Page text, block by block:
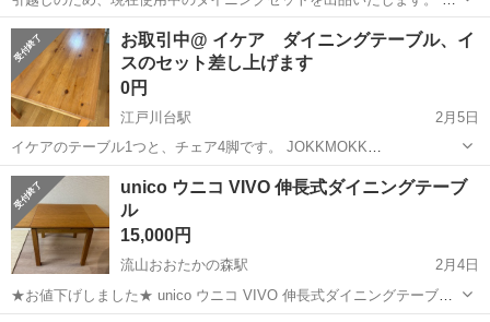
セット内容 ダイニングテーブル 1点 チェア 4点 ■サイズ 幅65cm × 奥
行160cm × 高さ70cm ■状態 喫煙者はいませ...
千葉 流山市 流山駅 テーブル ダイニング
お取引中@ イケア ダイニングテーブル、イ
スのセット差し上げます
0円
江戸川台駅
2月5日
イケアのテーブル1つと、チェア4脚です。 JOKKMOKK
https://www.ikea.com/jp/ja/p/haegernaes-table-and-4-chairs-antique-
stain-pine-005...
千葉 流山市 江戸川台駅 テーブル イケア
unico ウニコ VIVO 伸長式ダイニングテーブ
ル
15,000円
流山おおたかの森駅
2月4日
★お値下げしました★ unico ウニコ VIVO 伸長式ダイニングテーブル
都内のリサイクルショップで購入し、5年ほど使用しました。買い替え